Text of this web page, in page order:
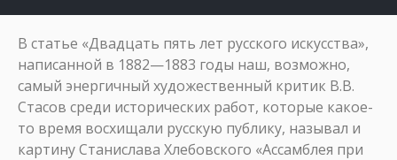
В статье «Двадцать пять лет русского искусства»,
написанной в 1882—1883 годы наш, возможно,
самый энергичный художественный критик В.В.
Стасов среди исторических работ, которые какое-
то время восхищали русскую публику, называл и
картину Станислава Хлебовского «Ассамблея при